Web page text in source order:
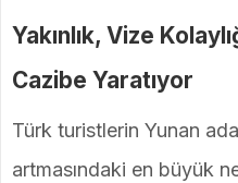
Yakınlık, Vize
Cazibe Yaratıyor
Türk turistlerin Yunan
artmasındaki en büyük